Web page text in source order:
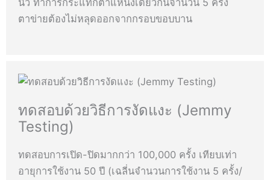
ตาข่ายต้องไม่หลุดออกจากกรอบขอบบาน
ทดสอบด้วยวิธีการงัดแงะ (Jemmy
Testing)
ทดสอบการเปิด-ปิดมากกว่า 100,000 ครั้ง เทียบเท่า
อายุการใช้งาน 50 ปี (เฉลี่นจำนวนการใช้งาน 5 ครั้ง/